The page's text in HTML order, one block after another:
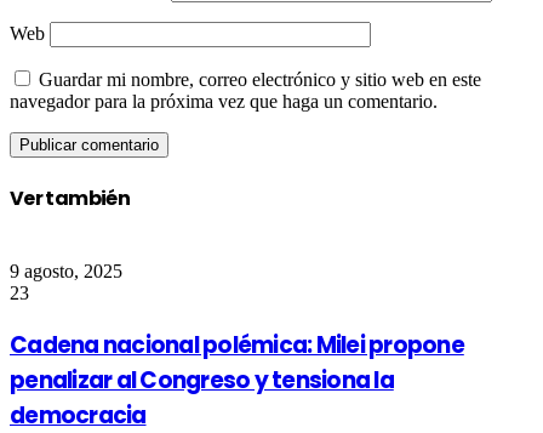
Web
Guardar mi nombre, correo electrónico y sitio web en este
navegador para la próxima vez que haga un comentario.
Ver también
9 agosto, 2025
23
Cadena nacional polémica: Milei propone
penalizar al Congreso y tensiona la
democracia